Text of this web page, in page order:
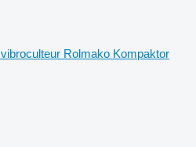
vibroculteur Rolmako Kompaktor